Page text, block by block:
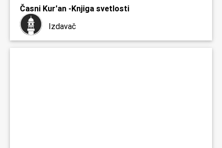
Časni Kur'an -Knjiga svetlosti
Izdavač